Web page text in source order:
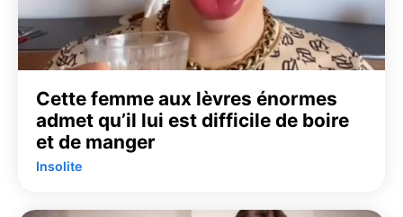
Cette femme aux lèvres énormes
admet qu’il lui est difficile de boire
et de manger
Insolite